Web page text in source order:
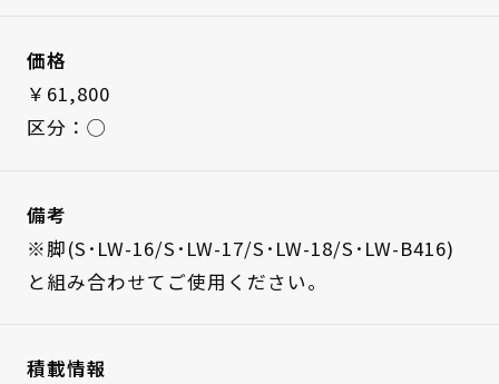
価格
￥61,800
区分：◯
備考
※脚(S･LW-16/S･LW-17/S･LW-18/S･LW-B416)
と組み合わせてご使用ください。
積載情報